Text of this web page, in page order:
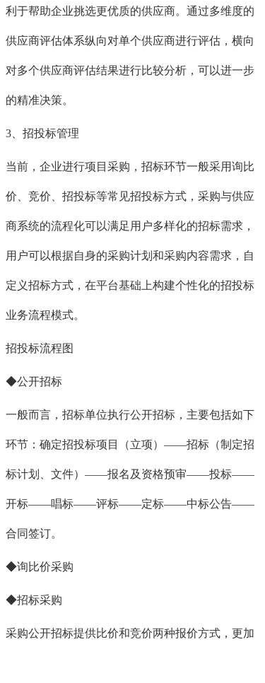
利于帮助企业挑选更优质的供应商。通过多维度的
供应商评估体系纵向对单个供应商进行评估，横向
对多个供应商评估结果进行比较分析，可以进一步
的精准决策。
3、招投标管理
当前，企业进行项目采购，招标环节一般采用询比
价、竞价、招投标等常见招投标方式，采购与供应
商系统的流程化可以满足用户多样化的招标需求，
用户可以根据自身的采购计划和采购内容需求，自
定义招标方式，在平台基础上构建个性化的招投标
业务流程模式。
招投标流程图
◆公开招标
一般而言，招标单位执行公开招标，主要包括如下
环节：确定招投标项目（立项）——招标（制定招
标计划、文件）——报名及资格预审——投标——
开标——唱标——评标——定标——中标公告——
合同签订。
◆询比价采购
◆招标采购
采购公开招标提供比价和竞价两种报价方式，更加